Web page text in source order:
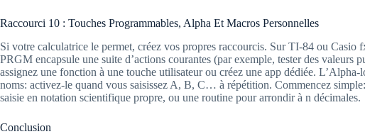
Raccourci 10 : Touches Programmables, Alpha Et Macros Personnelles
Si votre calculatrice le permet, créez vos propres raccourcis. Sur TI-84 ou Casio
PRGM encapsule une suite d’actions courantes (par exemple, tester des valeurs
assignez une fonction à une touche utilisateur ou créez une app dédiée.
noms: activez-le quand vous saisissez A, B, C… à répétition. Commencez
saisie en notation scientifique propre, ou une routine pour arrondir à n décimales.
Conclusion